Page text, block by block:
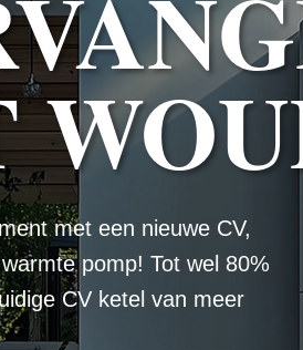
met een nieuwe CV,
pomp! Tot wel 80%
CV ketel van meer